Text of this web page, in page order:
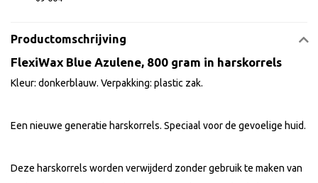
Productomschrijving
FlexiWax Blue Azulene, 800 gram in harskorrels
Kleur: donkerblauw. Verpakking: plastic zak.
Een nieuwe generatie harskorrels. Speciaal voor de gevoelige huid.
Deze harskorrels worden verwijderd zonder gebruik te maken van